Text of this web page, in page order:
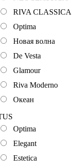
RIVA CLASSICA
Optima
Новая волна
De Vesta
Glamour
Riva Moderno
Океан
Optima
Elegant
Estetica